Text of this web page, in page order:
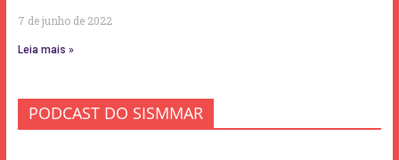
7 de junho de 2022
Leia mais »
PODCAST DO SISMMAR